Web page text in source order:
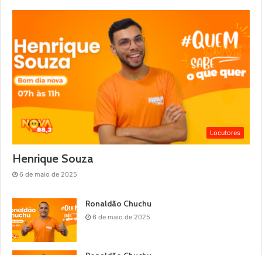
Locutores
Henrique Souza
6 de maio de 2025
Ronaldão Chuchu
6 de maio de 2025